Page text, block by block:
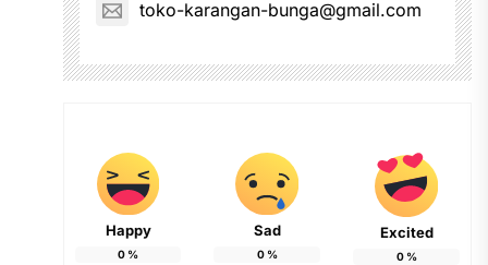
toko-karangan-bunga@gmail.com
Happy
0 %
Sad
0%
Excited
0%